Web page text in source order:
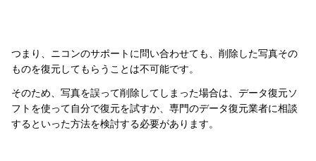
つまり、ニコンのサポートに問い合わせても、削除した写真その
ものを復元してもらうことは不可能です。
そのため、写真を誤って削除してしまった場合は、データ復元ソ
フトを使って自分で復元を試すか、専門のデータ復元業者に相談
するといった方法を検討する必要があります。